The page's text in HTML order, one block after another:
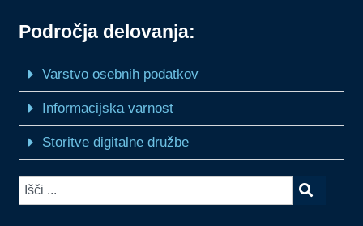
Področja delovanja:
Varstvo osebnih podatkov
Informacijska varnost
Storitve digitalne družbe